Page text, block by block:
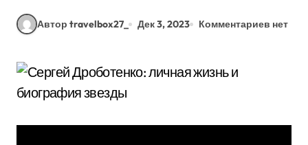
Автор travelbox27_ Дек 3, 2023 Комментариев нет